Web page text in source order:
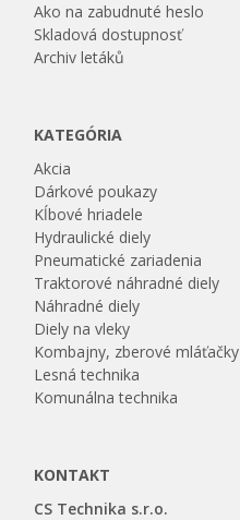
Ako na zabudnuté heslo
Skladová dostupnosť
Archiv letáků
KATEGÓRIA
Akcia
Dárkové poukazy
Kĺbové hriadele
Hydraulické diely
Pneumatické zariadenia
Traktorové náhradné diely
Náhradné diely
Diely na vleky
Kombajny, zberové mláťačky
Lesná technika
Komunálna technika
KONTAKT
CS Technika s.r.o.